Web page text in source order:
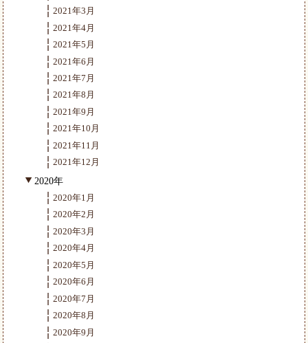
2021年3月
2021年4月
2021年5月
2021年6月
2021年7月
2021年8月
2021年9月
2021年10月
2021年11月
2021年12月
2020年
2020年1月
2020年2月
2020年3月
2020年4月
2020年5月
2020年6月
2020年7月
2020年8月
2020年9月